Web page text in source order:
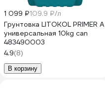
1 099 ₽109.9 ₽/л
Грунтовка LITOKOL PRIMER A
универсальная 10kg can
483490003
4.9(8)
В корзину